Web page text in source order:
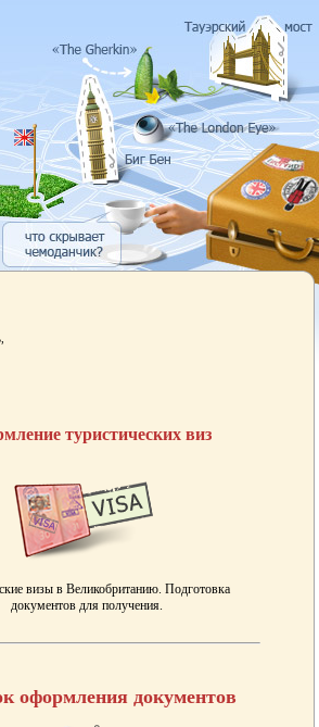
туристических виз
визы в Великобританию. Подготовка
документов для получения.
оформления документов